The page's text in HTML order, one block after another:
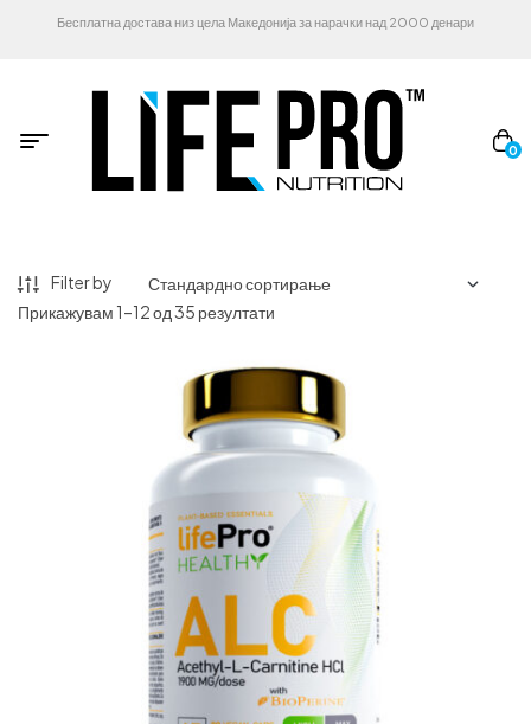
Бесплатна достава низ цела Македонија за нарачки над 2000 денари
0
Filter by
Прикажувам 1–12 од 35 резултати